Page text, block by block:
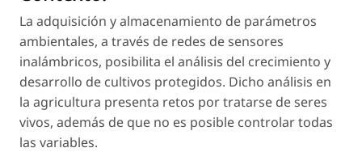
La adquisición y almacenamiento de parámetros
ambientales, a través de redes de sensores
inalámbricos, posibilita el análisis del crecimiento y
desarrollo de cultivos protegidos. Dicho análisis en
la agricultura presenta retos por tratarse de seres
vivos, además de que no es posible controlar todas
las variables.